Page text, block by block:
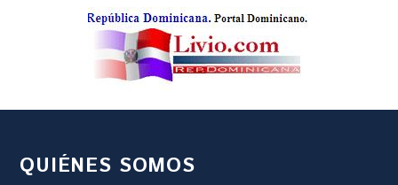
QUIÉNES SOMOS